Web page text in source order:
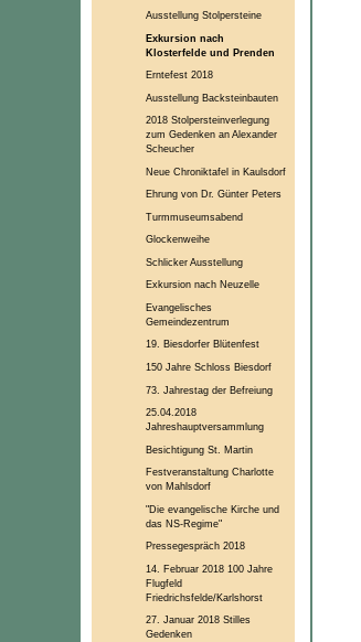
Ausstellung Stolpersteine
Exkursion nach
Klosterfelde und Prenden
Erntefest 2018
Ausstellung Backsteinbauten
2018 Stolpersteinverlegung
zum Gedenken an Alexander
Scheucher
Neue Chroniktafel in Kaulsdorf
Ehrung von Dr. Günter Peters
Turmmuseumsabend
Glockenweihe
Schlicker Ausstellung
Exkursion nach Neuzelle
Evangelisches
Gemeindezentrum
19. Biesdorfer Blütenfest
150 Jahre Schloss Biesdorf
73. Jahrestag der Befreiung
25.04.2018
Jahreshauptversammlung
Besichtigung St. Martin
Festveranstaltung Charlotte
von Mahlsdorf
"Die evangelische Kirche und
das NS-Regime"
Pressegespräch 2018
14. Februar 2018 100 Jahre
Flugfeld
Friedrichsfelde/Karlshorst
27. Januar 2018 Stilles
Gedenken